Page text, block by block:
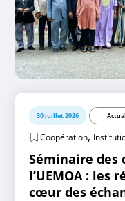
30 juillet 2026
Coopération,
Séminaire des
l’UEMOA : les
cœur des